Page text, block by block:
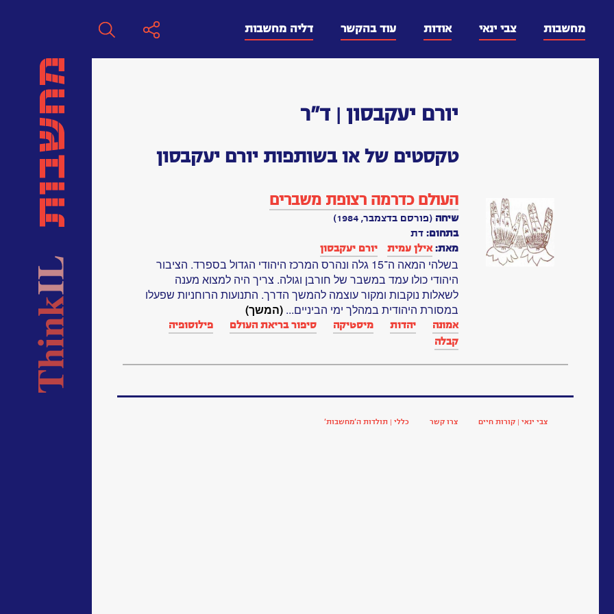
מחשבות צבי ינאי אודות עוד בהקשר דליה מחשבות
יורם יעקבסון | ד"ר
טקסטים של או בשותפות יורם יעקבסון
העולם כדרמה רצופת משברים
שיחה (פורסם בדצמבר, 1984)
בתחום: דת
מאת: אילן עמית יורם יעקבסון
בשלהי המאה ה־15 גלה ונהרס המרכז היהודי הגדול בספרד. הציבור
היהודי כולו עמד במשבר של חורבן וגולה. צריך היה למצוא מענה
לשאלות נוקבות ומקור עוצמה להמשך הדרך. התנועות הרוחניות שפעלו
במסורת היהודית במהלך ימי הביניים... (המשך)
אמונה יהדות מיסטיקה סיפור בריאת העולם
פילוסופיה
קבלה
צבי ינאי | קורות חיים צרו קשר כללי | תולדות ה’מחשבות’